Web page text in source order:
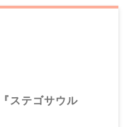
『ステゴサウル